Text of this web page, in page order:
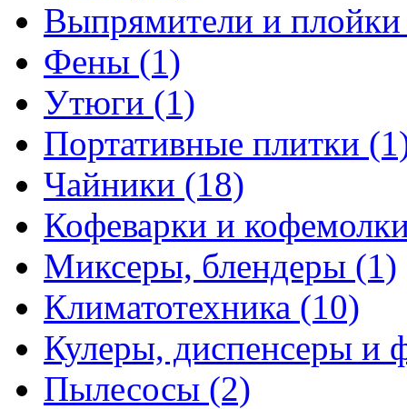
Выпрямители и
Фены (1)
Утюги (1)
Портативные плитки
Чайники (18)
Кофеварки и
Миксеры, блендеры (1)
Климатотехника (10)
Кулеры, диспенсеры и
Пылесосы (2)